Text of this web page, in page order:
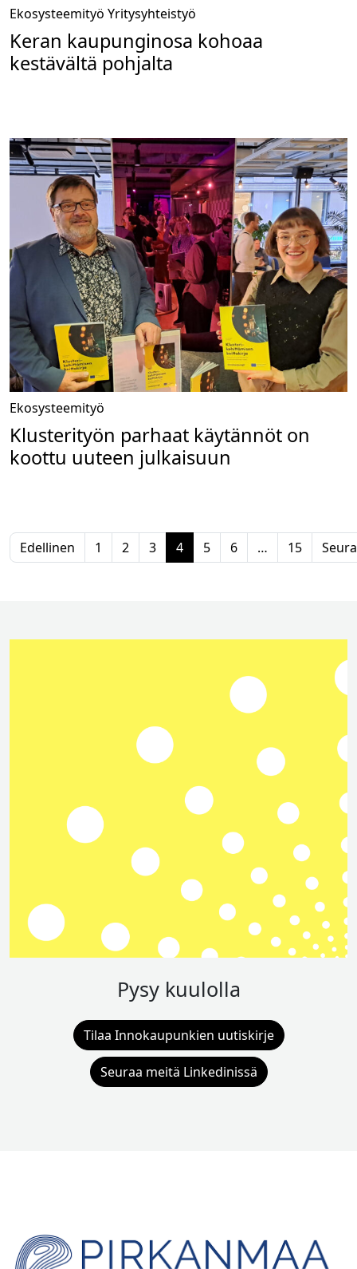
Ekosysteemityö Yritysyhteistyö
Keran kaupunginosa kohoaa
kestävältä pohjalta
Ekosysteemityö
Klusterityön parhaat käytännöt on
koottu uuteen julkaisuun
Edellinen 1 2 3 4 5 6 … 15
Pysy kuulolla
Tilaa Innokaupunkien uutiskirje
Seuraa meitä Linkedinissä